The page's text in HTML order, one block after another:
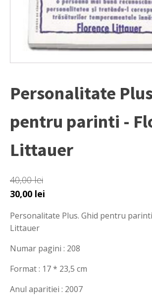
Personalitate
pentru parinti -
Littauer
40,00lei
Prețul
a
fost:
40,00 lei.
30,00 lei
este:
Personalitate Plus. Ghid pentru
Littauer
Numar pagini : 208
Format : 17 * 23,5 cm
Anul aparitiei : 2007